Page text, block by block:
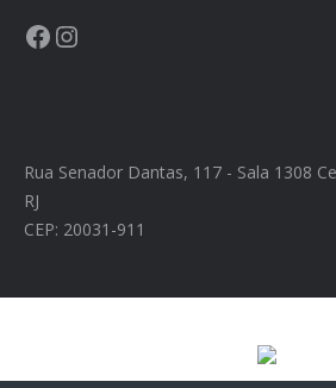
Rua Senador Dantas, 117 - Sala 1308
RJ
CEP: 20031-911